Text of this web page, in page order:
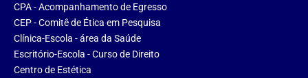
CPA - Acompanhamento de Egresso
CEP - Comitê de Ética em Pesquisa
Clínica-Escola - área da Saúde
Escritório-Escola - Curso de Direito
Centro de Estética